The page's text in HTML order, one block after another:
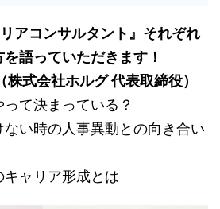
アコンサルタント』それぞれ
語っていただきます！
式会社ホルグ 代表取締役）
て決まっている？
ない時の人事異動との向き合い
キャリア形成とは